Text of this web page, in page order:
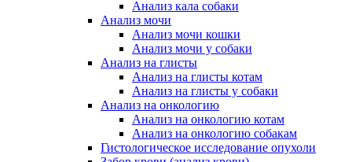
Анализ кала собаки
Анализ мочи
Анализ мочи кошки
Анализ мочи у собаки
Анализ на глисты
Анализ на глисты котам
Анализ на глисты у собаки
Анализ на онкологию
Анализ на онкологию котам
Анализ на онкологию собакам
Гистологическое исследование опухоли